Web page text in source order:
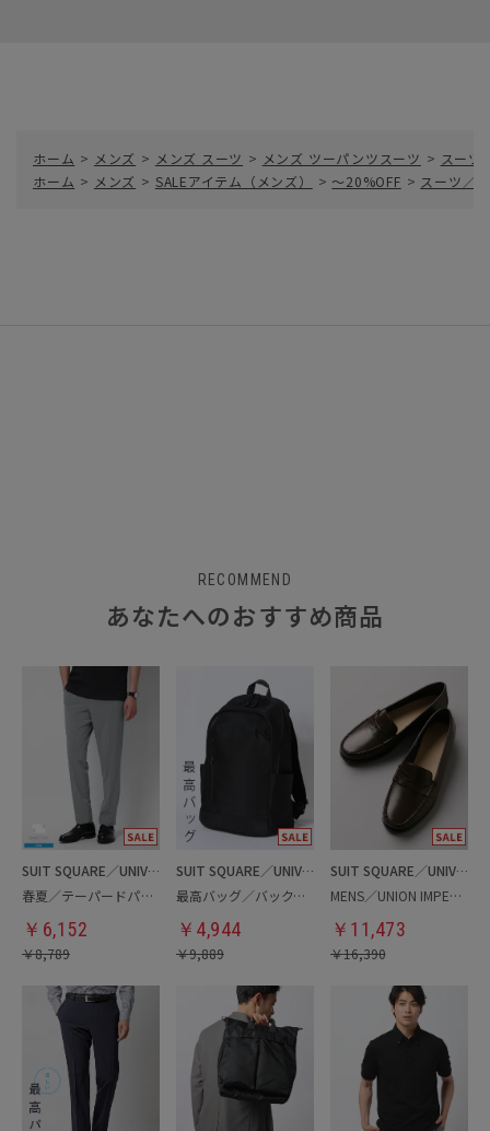
ホーム > メンズ > メンズ スーツ > メンズ ツーパンツスーツ > スーツ
ホーム > メンズ > SALEアイテム（メンズ） > ～20%OFF > スーツ／
RECOMMEND
あなたへのおすすめ商品
SUIT SQUARE／UNIVERSAL LANGUAGE
春夏／テーパードパンツ
￥ 6,152
￥8,789
SUIT SQUARE／UNIVERSAL LANGUAGE
最高バッグ／バックパック
￥ 4,944
￥9,889
SUIT SQUARE／UNIVERSAL LANGUAGE
MENS／UNION IMPERIAL監修／コインローファー
￥ 11,473
￥16,390